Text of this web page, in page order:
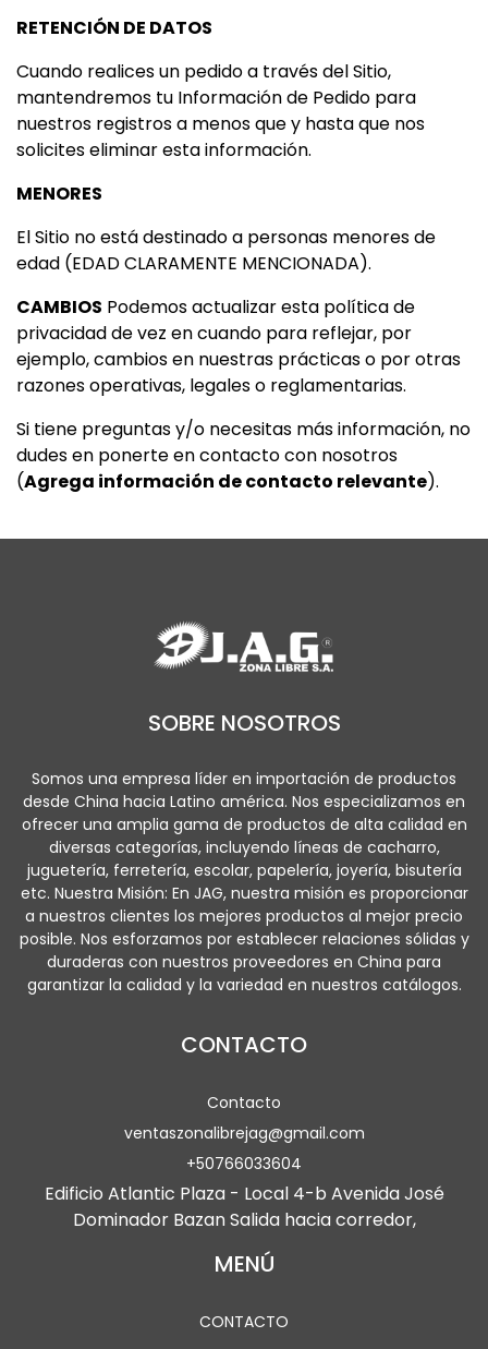
RETENCIÓN DE DATOS
Cuando realices un pedido a través del Sitio,
mantendremos tu Información de Pedido para
nuestros registros a menos que y hasta que nos
solicites eliminar esta información.
MENORES
El Sitio no está destinado a personas menores de
edad (EDAD CLARAMENTE MENCIONADA).
CAMBIOS Podemos actualizar esta política de
privacidad de vez en cuando para reflejar, por
ejemplo, cambios en nuestras prácticas o por otras
razones operativas, legales o reglamentarias.
Si tiene preguntas y/o necesitas más información, no
dudes en ponerte en contacto con nosotros
(Agrega información de contacto relevante).
SOBRE NOSOTROS
Somos una empresa líder en importación de productos
desde China hacia Latino américa. Nos especializamos en
ofrecer una amplia gama de productos de alta calidad en
diversas categorías, incluyendo líneas de cacharro,
juguetería, ferretería, escolar, papelería, joyería, bisutería
etc. Nuestra Misión: En JAG, nuestra misión es proporcionar
a nuestros clientes los mejores productos al mejor precio
posible. Nos esforzamos por establecer relaciones sólidas y
duraderas con nuestros proveedores en China para
garantizar la calidad y la variedad en nuestros catálogos.
CONTACTO
Contacto
ventaszonalibrejag@gmail.com
+50766033604
Edificio Atlantic Plaza - Local 4-b Avenida José
Dominador Bazan Salida hacia corredor,
MENÚ
CONTACTO